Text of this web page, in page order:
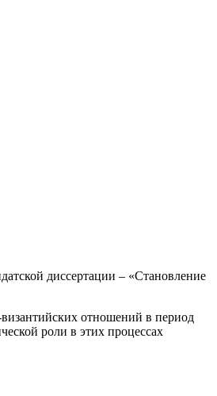
диссертации – «Становление
византийских отношений в период
роли в этих процессах